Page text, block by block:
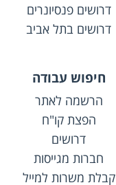
דרושים פנסיונרים
דרושים בתל אביב
חיפוש עבודה
הרשמה לאתר
הפצת קו"ח
דרושים
חברות מגייסות
קבלת משרות למייל